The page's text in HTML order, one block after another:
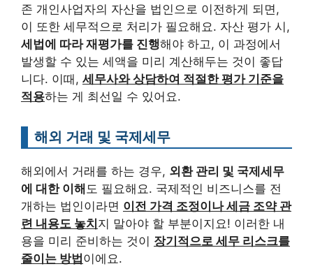
존 개인사업자의 자산을 법인으로 이전하게 되면,
이 또한 세무적으로 처리가 필요해요. 자산 평가 시,
세법에 따라 재평가를 진행해야 하고, 이 과정에서
발생할 수 있는 세액을 미리 계산해두는 것이 좋답
니다. 이때, 세무사와 상담하여 적절한 평가 기준을
적용하는 게 최선일 수 있어요.
해외 거래 및 국제세무
해외에서 거래를 하는 경우, 외환 관리 및 국제세무
에 대한 이해 도 필요해요. 국제적인 비즈니스를 전
개하는 법인이라면 이전 가격 조정이나 세금 조약 관
련 내용도 놓치 지 말아야 할 부분이지요! 이러한 내
용을 미리 준비하는 것이 장기적으로 세무 리스크를
줄이는 방법 이에요.